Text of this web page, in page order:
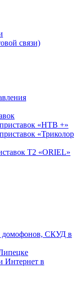
связи)
«НТВ +»
«Триколор
Т2 «ORIEL»
домофонов, СКУД в
Интернет в